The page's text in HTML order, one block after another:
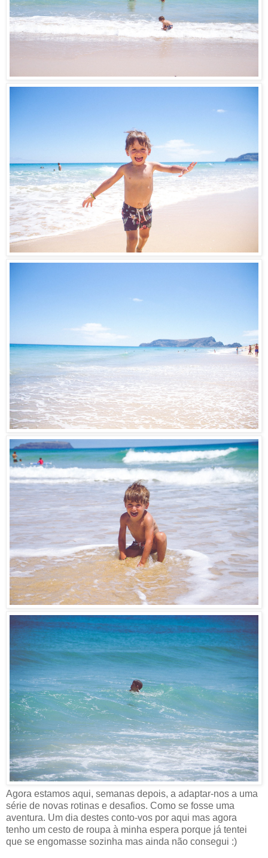
Agora estamos aqui, semanas depois, a adaptar-nos a uma
série de novas rotinas e desafios. Como se fosse uma
aventura. Um dia destes conto-vos por aqui mas agora
tenho um cesto de roupa à minha espera porque já tentei
que se engomasse sozinha mas ainda não consegui :)